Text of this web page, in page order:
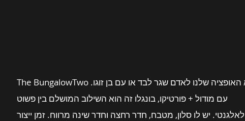
​The BungalowTwo הוא האופציה שלנו לאדם שגר לבד או עם בן זוגו.
עם מודול + פורטיקו, בונגלו זה הוא השילוב המושלם בין פשוט
לאלגנטי. יש לו סלון, מטבח, חדר רחצה וחדר שינה מרווח. זמן ייצור